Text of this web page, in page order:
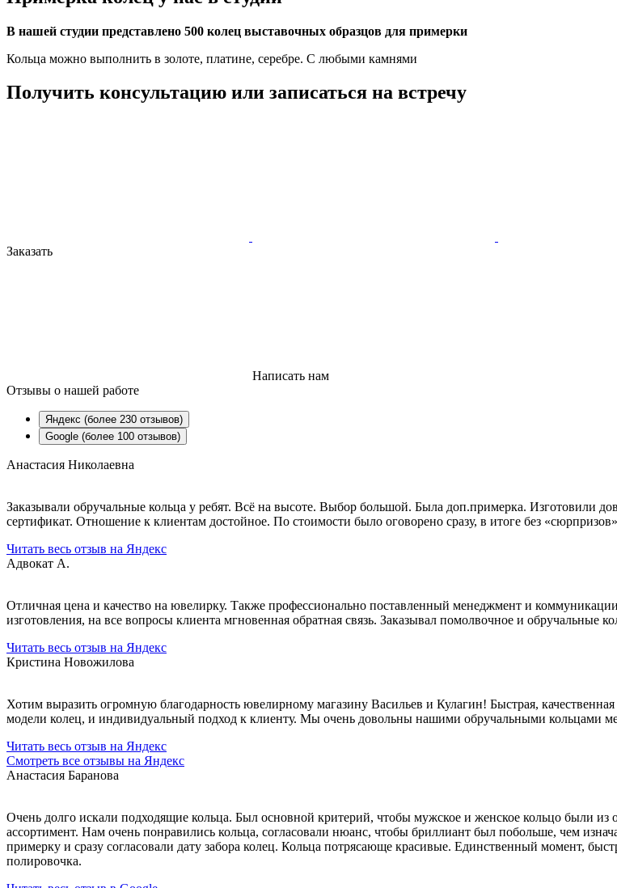
В нашей студии представлено 500 колец выставочных образцов для примерки
Кольца можно выполнить в золоте, платине, серебре. С любыми камнями
Получить консультацию или записаться на встречу
Заказать
Написать нам
Отзывы о нашей работе
Яндекс (более 230 отзывов)
Google (более 100 отзывов)
Анастасия Николаевна
Заказывали обручальные кольца у ребят. Всё на высоте. Выбор большой. Была доп.примерка. Изготовили
сертификат. Отношение к клиентам достойное. По стоимости было оговорено сразу, в итоге без
Читать весь отзыв на Яндекс
Адвокат А.
Отличная цена и качество на ювелирку. Также профессионально поставленный менеджмент и коммуникации
изготовления, на все вопросы клиента мгновенная обратная связь. Заказывал помолвочное и
Читать весь отзыв на Яндекс
Кристина Новожилова
Хотим выразить огромную благодарность ювелирному магазину Васильев и Кулагин! Быстрая,
модели колец, и индивидуальный подход к клиенту. Мы очень довольны нашими обручальными кольцами
Читать весь отзыв на Яндекс
Смотреть все отзывы на Яндекс
Анастасия Баранова
Очень долго искали подходящие кольца. Был основной критерий, чтобы мужское и женское кольцо были
ассортимент. Нам очень понравились кольца, согласовали нюанс, чтобы бриллиант был побольше, чем
примерку и сразу согласовали дату забора колец. Кольца потрясающе красивые. Единственный момент,
полировочка.